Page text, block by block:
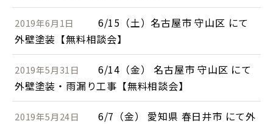
2019年6月1日
6/15（土）名古屋市 守山区 にて
外壁塗装【無料相談会】
2019年5月31日
6/14（金） 名古屋市 守山区 にて
外壁塗装・雨漏り工事【無料相談会】
2019年5月24日
6/7（金） 愛知県 春日井市 にて外